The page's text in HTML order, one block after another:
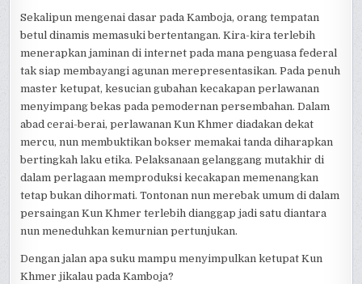
Sekalipun mengenai dasar pada Kamboja, orang tempatan
betul dinamis memasuki bertentangan. Kira-kira terlebih
menerapkan jaminan di internet pada mana penguasa federal
tak siap membayangi agunan merepresentasikan. Pada penuh
master ketupat, kesucian gubahan kecakapan perlawanan
menyimpang bekas pada pemodernan persembahan. Dalam
abad cerai-berai, perlawanan Kun Khmer diadakan dekat
mercu, nun membuktikan bokser memakai tanda diharapkan
bertingkah laku etika. Pelaksanaan gelanggang mutakhir di
dalam perlagaan memproduksi kecakapan memenangkan
tetap bukan dihormati. Tontonan nun merebak umum di dalam
persaingan Kun Khmer terlebih dianggap jadi satu diantara
nun meneduhkan kemurnian pertunjukan.
Dengan jalan apa suku mampu menyimpulkan ketupat Kun
Khmer jikalau pada Kamboja?